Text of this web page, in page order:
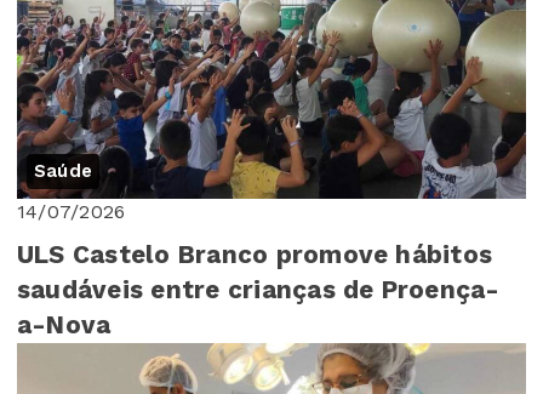
Saúde
14/07/2026
ULS Castelo Branco promove hábitos
saudáveis entre crianças de Proença-
a-Nova